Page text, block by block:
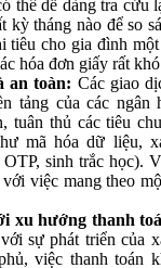
thể dễ dàng tra cứu
kỳ tháng nào để so
tiêu cho gia đình
hóa đơn giấy rất
an toàn: Các giao
tảng của các ngân
tuân thủ các tiêu
mã hóa dữ liệu,
OTP, sinh trắc học).
với việc mang theo
xu hướng thanh
sự phát triển của
việc thanh toán